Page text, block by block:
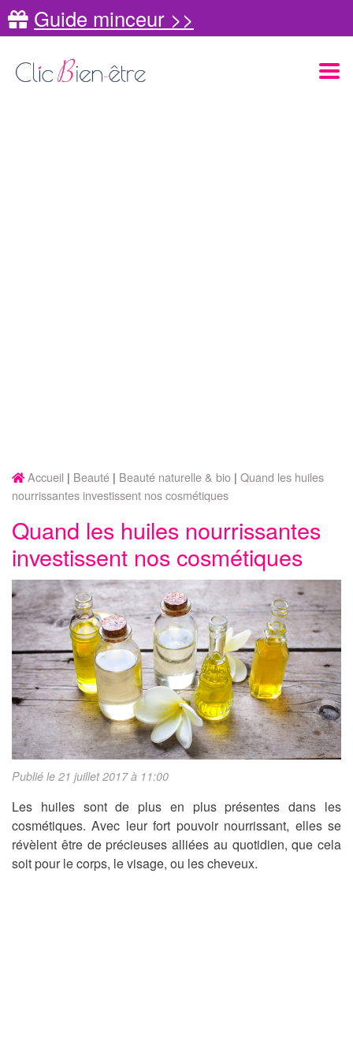
Guide minceur >>
Accueil Beauté Beauté naturelle & bio Quand les huiles
nourrissantes investissent nos cosmétiques
Quand les huiles nourrissantes
investissent nos cosmétiques
Publié le 21 juillet 2017 à 11:00
Les huiles sont de plus en plus présentes dans les
cosmétiques. Avec leur fort pouvoir nourrissant, elles se
révèlent être de précieuses alliées au quotidien, que cela
soit pour le corps, le visage, ou les cheveux.